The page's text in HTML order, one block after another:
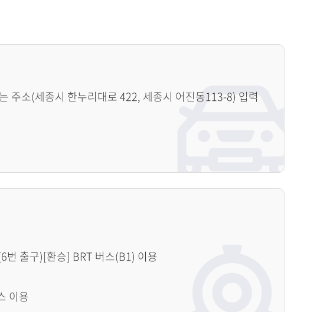
주소(세종시 한누리대로 422, 세종시 어진동113-8) 입력
번 출구)[환승] BRT 버스(B1) 이용
이용